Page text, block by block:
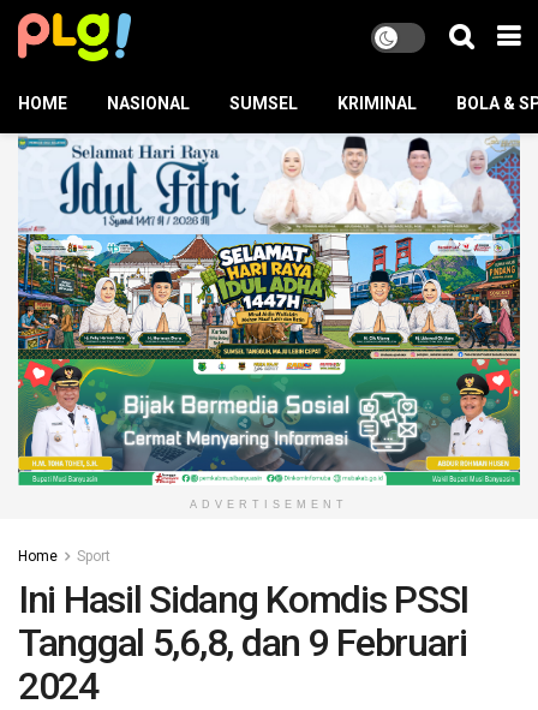
HOME NASIONAL SUMSEL KRIMINAL BOLA &
ADVERTISEMENT
Home Sport
Ini Hasil Sidang Komdis PSSI
Tanggal 5,6,8, dan 9 Februari
2024